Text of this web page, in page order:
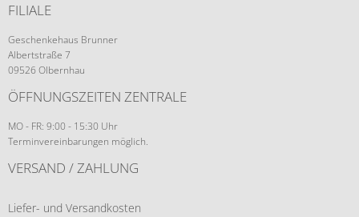
FILIALE
Geschenkehaus Brunner
Albertstraße 7
09526 Olbernhau
ÖFFNUNGSZEITEN ZENTRALE
MO - FR: 9:00 - 15:30 Uhr
Terminvereinbarungen möglich.
VERSAND / ZAHLUNG
Liefer- und Versandkosten